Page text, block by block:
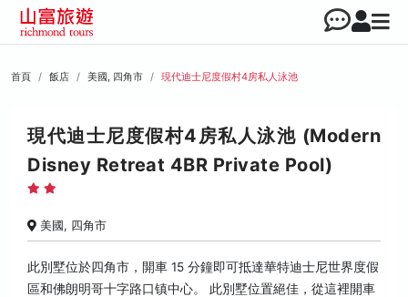
首頁 飯店 美國, 四角市 現代迪士尼度假村4房私人泳池
現代迪士尼度假村4房私人泳池 (Modern
Disney Retreat 4BR Private Pool)
美國, 四角市
此別墅位於四角市，開車 15 分鐘即可抵達華特迪士尼世界度假
區和佛朗明哥十字路口镇中心。 此別墅位置絕佳，從這裡開車